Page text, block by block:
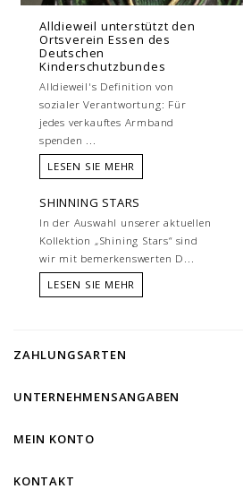
Alldieweil unterstützt den
Ortsverein Essen des
Deutschen
Kinderschutzbundes
Alldieweil's Definition von
sozialer Verantwortung: Für
jedes verkauftes Armband
spenden ...
LESEN SIE MEHR
SHINNING STARS
In der Auswahl unserer aktuellen
Kollektion „Shining Stars“ sind
wir mit bemerkenswerten D...
LESEN SIE MEHR
ZAHLUNGSARTEN
UNTERNEHMENSANGABEN
MEIN KONTO
KONTAKT